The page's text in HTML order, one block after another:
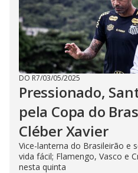
DO R7/03/05/2025
Pressionado,
pela Copa do
Cléber Xavier
Vice-lanterna do Brasileirão e
vida fácil; Flamengo, Vasco e
nesta quinta